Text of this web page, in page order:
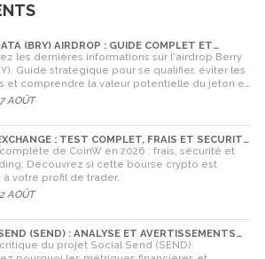
(BRY) AIRDROP : GUIDE COMPLET ET
POUR NE RIEN RATER
les dernières informations sur l'airdrop Berry
Guide stratégique pour se qualifier, éviter les
et comprendre la valeur potentielle du jeton en
7 AOÛT
: TEST COMPLET, FRAIS ET SÉCURITÉ
de CoinW en 2026 : frais, sécurité et
Découvrez si cette bourse crypto est
votre profil de trader.
2 AOÛT
(SEND) : ANALYSE ET AVERTISSEMENTS
POUR 2026
du projet Social Send (SEND).